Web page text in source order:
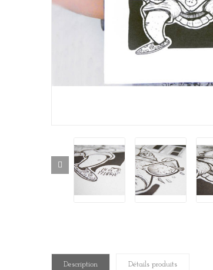
Description Détails produits